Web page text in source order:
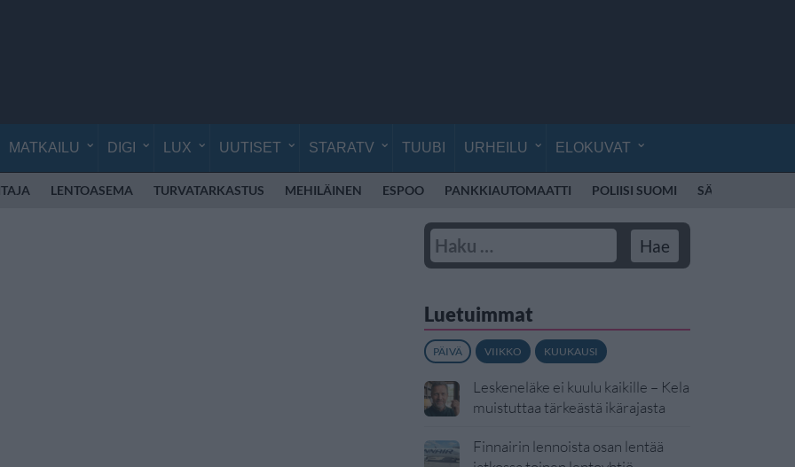
MATKAILU DIGI LUX UUTISET STARATV TUUBI URHEILU ELOKUVAT
LENTOASEMA TURVATARKASTUS MEHILÄINEN ESPOO PANKKIAUTOMAATTI POLIISI SUOMI
Luetuimmat
PÄIVÄ VIIKKO KUUKAUSI
Leskeneläke ei kuulu kaikille – Kela
muistuttaa tärkeästä ikärajasta
Finnairin lennoista osan lentää